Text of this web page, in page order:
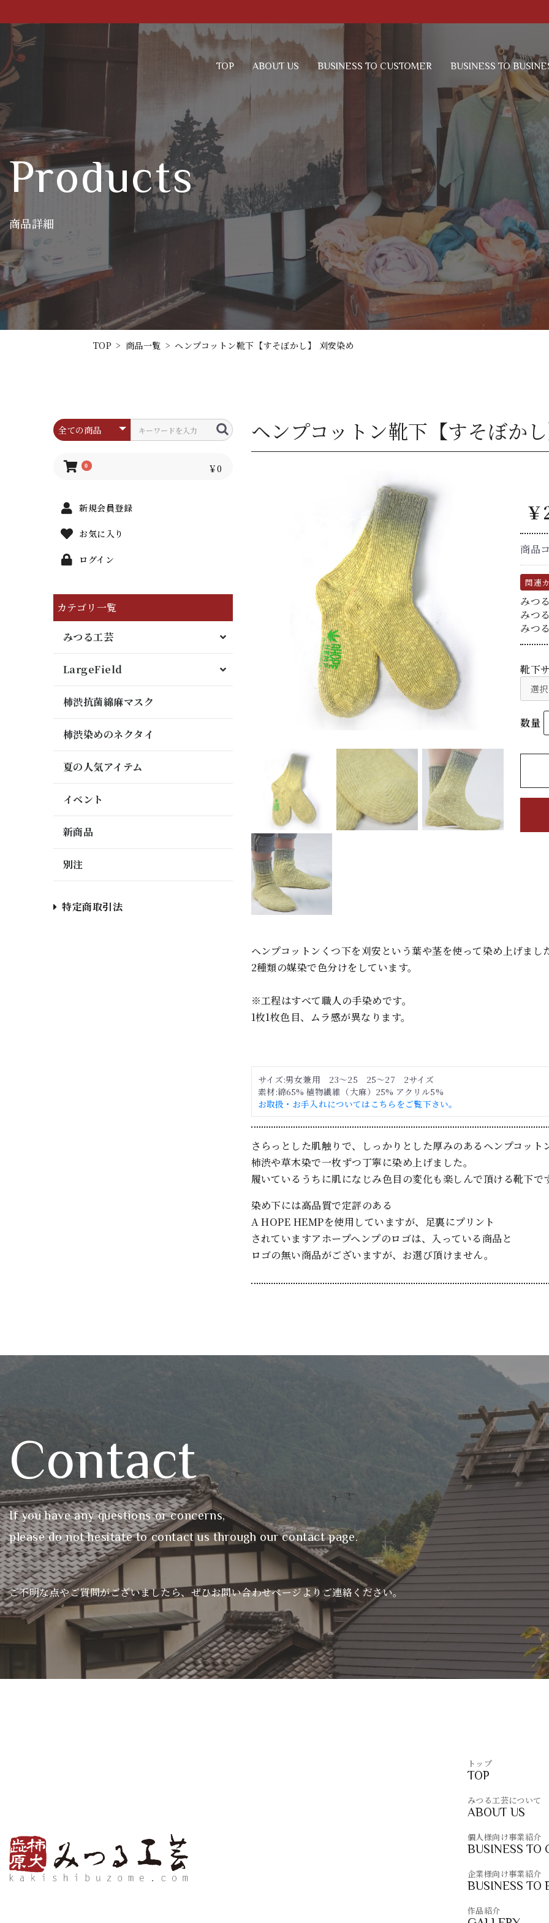
TOP ABOUT US BUSINESS TO CUSTOMER BUSINESS TO
Products
商品詳細
TOP > 商品一覧 > ヘンプコットン靴下【すそぼかし】 刈安染め
0 ￥0
新規会員登録
お気に入り
ログイン
カテゴリ一覧
みつる工芸
LargeField
柿渋抗菌綿麻マスク
柿渋染めのネクタイ
夏の人気アイテム
イベント
新商品
別注
特定商取引法
ヘンプコットン靴下【すそぼか
商品
関連
みつ
みつ
みつ
靴下
数量
ヘンプコットンくつ下を刈安という葉や茎を使って染め上げまし
2種類の媒染で色分けをしています。
※工程はすべて職人の手染めです。
1枚1枚色目、ムラ感が異なります。
サイズ:男女兼用 23～25 25～27 2サイズ
素材:綿65% 植物繊維（大麻）25% アクリル5%
お取扱・お手入れについてはこちらをご覧下さい。
さらっとした肌触りで、しっかりとした厚みのあるヘンプコット
柿渋や草木染で一枚ずつ丁寧に染め上げました。
履いているうちに肌になじみ色目の変化も楽しんで頂ける靴下で
染め下には高品質で定評のある
A HOPE HEMPを使用していますが、足裏にプリント
されていますアホープヘンプのロゴは、入っている商品と
ロゴの無い商品がございますが、お選び頂けません。
Contact
If you have any questions or concerns,
please do not hesitate to contact us through our contact page.
ご不明な点やご質問がございましたら、ぜひお問い合わせページよりご連絡ください。
トップ
TOP
みつる工芸について
ABOUT US
個人様向け事業紹介
BUSINESS TO
企業様向け事業紹介
BUSINESS TO
作品紹介